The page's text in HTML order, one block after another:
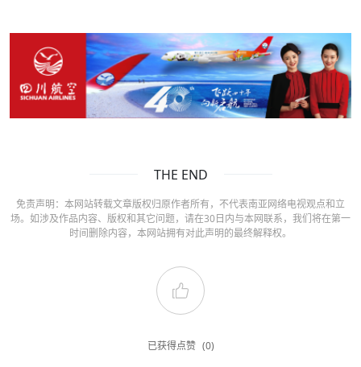
THE END
免责声明：本网站转载文章版权归原作者所有，不代表南亚网络电视观点和立
场。如涉及作品内容、版权和其它问题，请在30日内与本网联系，我们将在第一
时间删除内容，本网站拥有对此声明的最终解释权。
已获得点赞 (0)